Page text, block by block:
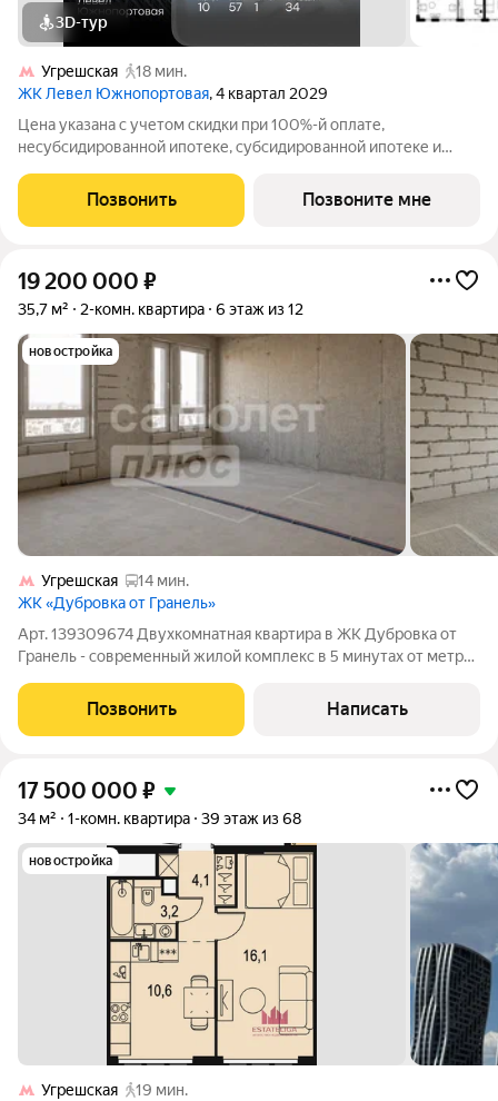
3D-тур
Угрешская
18 мин.
ЖК Левел Южнопортовая, 4 квартал 2029
Цена указана с учетом скидки при 100%-й оплате,
несубсидированной ипотеке, субсидированной ипотеке и
личном кабинете до обращения за консультацией. В северной
части района Печатники
Позвонить Позвоните мне
19 200 000 ₽
35,7 м² 2-комн. квартира 6 этаж из 12
новостройка
Угрешская
14 мин.
ЖК «Дубровка от Гранель»
Арт. 139309674 Двухкомнатная квартира в ЖК Дубровка от
Гранель - современный жилой комплекс в 5 минутах от метро
35,7 м, расположенную на 6 этаже в сданном доме. Локация,
которая всегда востребована
Позвонить Написать
17 500 000 ₽
34 м² 1-комн. квартира 39 этаж из 68
новостройка
Угрешская 19 мин.